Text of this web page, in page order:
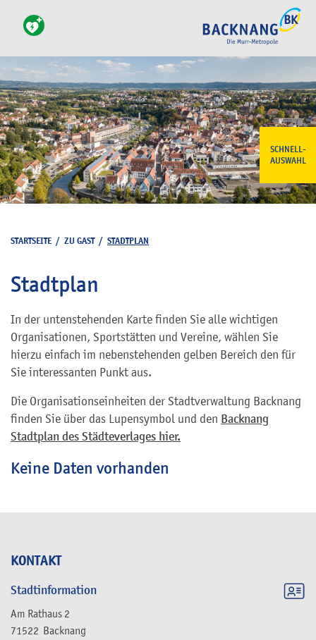
SCHNELL-
AUSWAHL
KONTAKT
Stadtinformation
Am Rathaus 2
71522 Backnang
STARTSEITE / ZU GAST/ STADTPLAN
Stadtplan
In der untenstehenden Karte finden Sie alle wichtigen
Organisationen, Sportstätten und Vereine, wählen Sie
hierzu einfach im nebenstehenden gelben Bereich den für
Sie interessanten Punkt aus.
Die Organisationseinheiten der Stadtverwaltung Backnang
finden Sie über das Lupensymbol und den Backnang
Stadtplan des Städteverlages hier.
Keine Daten vorhanden